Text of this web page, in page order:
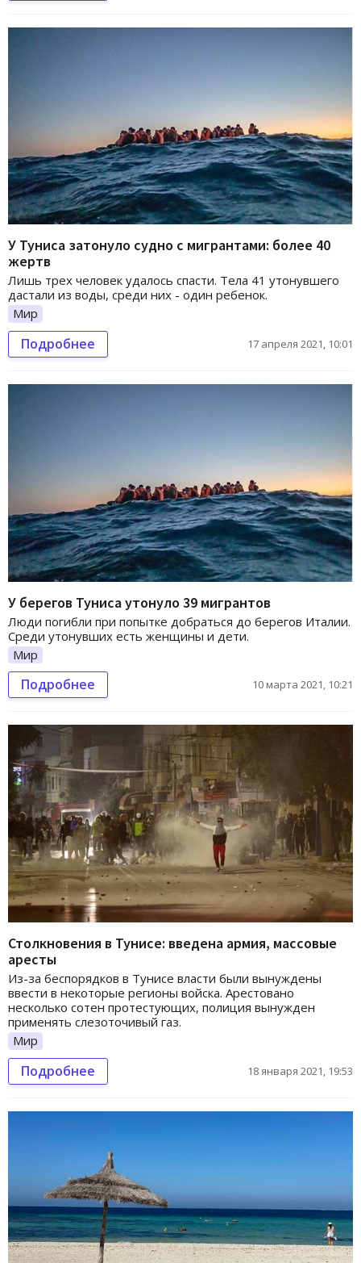
У Туниса затонуло судно с мигрантами: более 40
жертв
Лишь трех человек удалось спасти. Тела 41 утонувшего
дастали из воды, среди них - один ребенок.
Мир
Подробнее 17 апреля 2021, 10:01
У берегов Туниса утонуло 39 мигрантов
Люди погибли при попытке добраться до берегов Италии.
Среди утонувших есть женщины и дети.
Мир
Подробнее 10 марта 2021, 10:21
Столкновения в Тунисе: введена армия, массовые
аресты
Из-за беспорядков в Тунисе власти были вынуждены
ввести в некоторые регионы войска. Арестовано
несколько сотен протестующих, полиция вынужден
применять слезоточивый газ.
Мир
Подробнее 18 января 2021, 19:53